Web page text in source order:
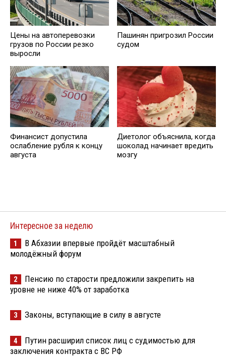
Цены на автоперевозки
грузов по России резко
выросли
Пашинян пригрозил России
судом
Финансист допустила
ослабление рубля к концу
августа
Диетолог объяснила, когда
шоколад начинает вредить
мозгу
Интересное за неделю
1
В Абхазии впервые пройдёт масштабный
молодёжный форум
2
Пенсию по старости предложили закрепить на
уровне не ниже 40% от заработка
3 Законы, вступающие в силу в августе
4
Путин расширил список лиц с судимостью для
заключения контракта с ВС РФ